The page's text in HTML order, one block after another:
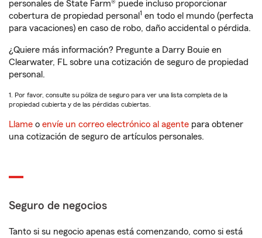
personales de State Farm® puede incluso proporcionar
cobertura de propiedad personal 1 en todo el mundo (perfecta
para vacaciones) en caso de robo, daño accidental o pérdida.
¿Quiere más información? Pregunte a Darry Bouie en
Clearwater, FL sobre una cotización de seguro de propiedad
personal.
1. Por favor, consulte su póliza de seguro para ver una lista completa de la
propiedad cubierta y de las pérdidas cubiertas.
Llame o envíe un correo electrónico al agente para obtener
una cotización de seguro de artículos personales.
Seguro de negocios
Tanto si su negocio apenas está comenzando, como si está